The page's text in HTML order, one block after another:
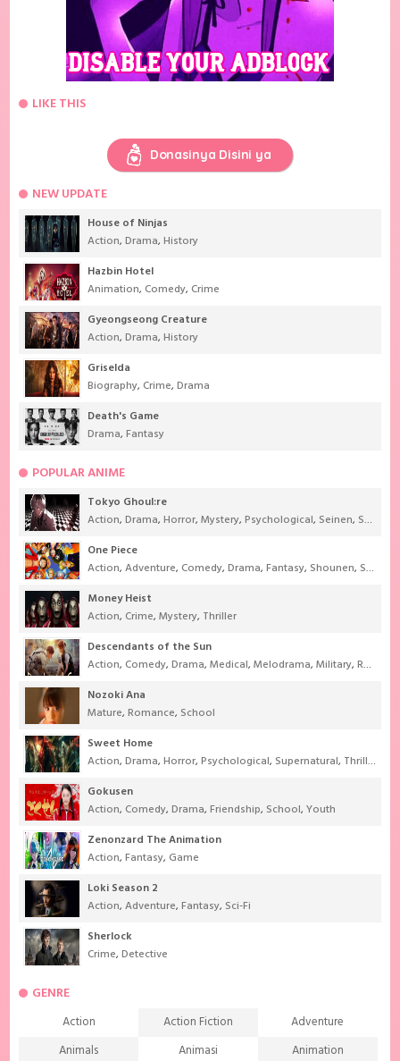
LIKE THIS
Donasinya Disini ya
NEW UPDATE
House of Ninjas
Action,Drama,History
Hazbin Hotel
Animation, Comedy, Crime
Gyeongseong Creature
Action,Drama,History
Griselda
Biography, Crime,Drama
Death's Game
Drama,Fantasy
POPULAR ANIME
Tokyo Ghoul:re
Action,Drama,Horror,Mystery,Psychological, Seinen, Supernatural
One Piece
Action,Adventure, Comedy,Drama,Fantasy, Shounen, Super Power
Money Heist
Action, Crime,Mystery, Thriller
Descendants of the Sun
Action, Comedy,Drama,Medical,Melodrama,Military,Romance
Nozoki Ana
Mature,Romance, School
Sweet Home
Action,Drama,Horror,Psychological, Supernatural, Thriller
Gokusen
Action, Comedy,Drama,Friendship, School,Youth
Zenonzard The Animation
Action,Fantasy, Game
Loki Season 2
Action,Adventure,Fantasy, Sci-Fi
Sherlock
Crime,Detective
GENRE
Action Action Fiction
Adventure
Animals
Animasi
Animation